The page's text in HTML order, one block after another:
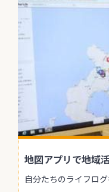
地図アプリで地域
自分たちのライフロ